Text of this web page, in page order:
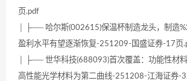
页.pdf
│ ├── 哈尔斯(002615)保温杯制造龙头，制造
盈利水平有望逐渐恢复-251209-国盛证券-17页
│ ├── 世华科技(688093)首次覆盖：功能性材料
高性能光学材料为第二曲线-251208-江海证券-